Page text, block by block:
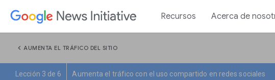
Recursos Acerca de
chevron_left AUMENTA EL TRÁFICO DEL SITIO
Lección 3 de 6 Aumenta el tráfico con el uso compartido en redes sociales